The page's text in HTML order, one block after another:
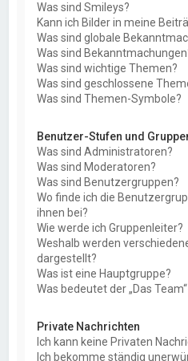
Was sind Smileys?
Kann ich Bilder in meine
Was sind globale
Was sind
Was sind wichtige Themen?
Was sind geschlossene
Was sind Themen-Symbole?
Benutzer-Stufen und
Was sind Administratoren?
Was sind Moderatoren?
Was sind Benutzergruppen?
Wo finde ich die
ihnen bei?
Wie werde ich Gruppenleiter?
Weshalb werden
dargestellt?
Was ist eine Hauptgruppe?
Was bedeutet der „Das
Private Nachrichten
Ich kann keine Privaten
Ich bekomme ständig